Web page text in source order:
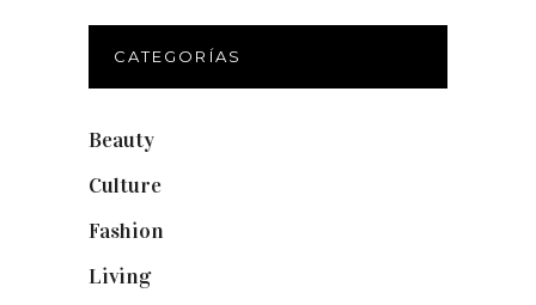
CATEGORÍAS
Beauty
Culture
Fashion
Living(337)